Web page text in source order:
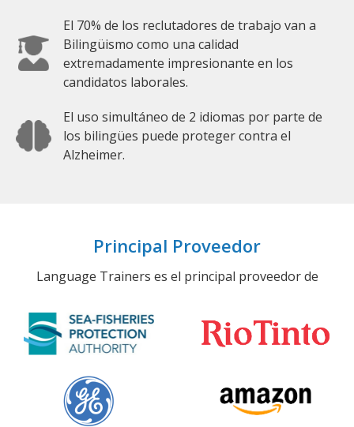
El 70% de los reclutadores de trabajo van a
Bilingüismo como una calidad
extremadamente impresionante en los
candidatos laborales.
El uso simultáneo de 2 idiomas por parte de
los bilingües puede proteger contra el
Alzheimer.
Principal Proveedor
Language Trainers es el principal proveedor de